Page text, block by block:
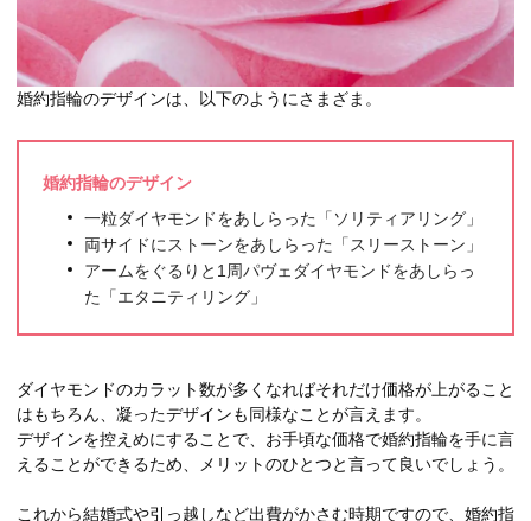
婚約指輪のデザインは、以下のようにさまざま。
婚約指輪のデザイン
一粒ダイヤモンドをあしらった「ソリティアリング」
両サイドにストーンをあしらった「スリーストーン」
アームをぐるりと1周パヴェダイヤモンドをあしらっ
た「エタニティリング」
ダイヤモンドのカラット数が多くなればそれだけ価格が上がること
はもちろん、凝ったデザインも同様なことが言えます。
デザインを控えめにすることで、お手頃な価格で婚約指輪を手に言
えることができるため、メリットのひとつと言って良いでしょう。
これから結婚式や引っ越しなど出費がかさむ時期ですので、婚約指